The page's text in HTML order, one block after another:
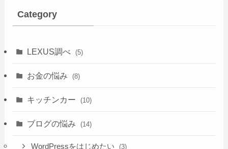
Category
LEXUS調べ (5)
お金の悩み (8)
キッチンカー (10)
ブログの悩み (14)
WordPressをはじめたい (3)